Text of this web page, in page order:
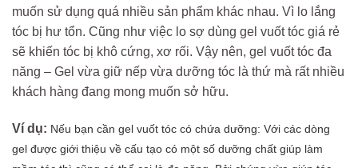
muốn sử dụng quá nhiều sản phẩm khác nhau. Vì lo lắng
tóc bị hư tổn. Cũng như việc lo sợ dùng gel vuốt tóc giá rẻ
sẽ khiến tóc bị khô cứng, xơ rối. Vậy nên, gel vuốt tóc đa
năng – Gel vừa giữ nếp vừa dưỡng tóc là thứ mà rất nhiều
khách hàng đang mong muốn sở hữu.
Ví dụ: Nếu bạn cần gel vuốt tóc có chứa dưỡng: Với các dòng
gel được giới thiệu về cấu tạo có một số dưỡng chất giúp làm